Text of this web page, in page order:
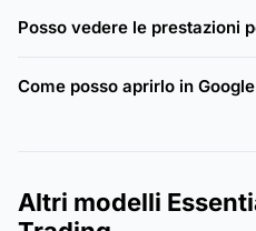
Posso vedere le prestazioni
Come posso aprirlo in
Altri modelli